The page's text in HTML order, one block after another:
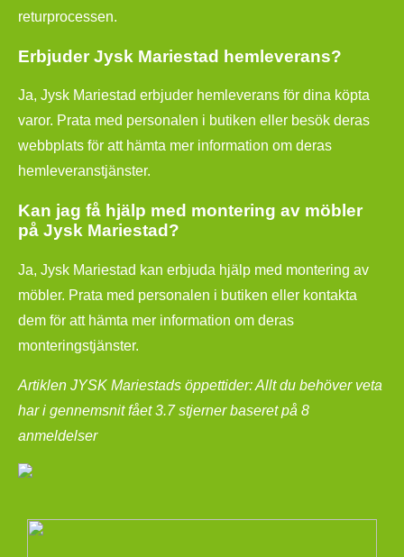
returprocessen.
Erbjuder Jysk Mariestad hemleverans?
Ja, Jysk Mariestad erbjuder hemleverans för dina köpta
varor. Prata med personalen i butiken eller besök deras
webbplats för att hämta mer information om deras
hemleveranstjänster.
Kan jag få hjälp med montering av möbler
på Jysk Mariestad?
Ja, Jysk Mariestad kan erbjuda hjälp med montering av
möbler. Prata med personalen i butiken eller kontakta
dem för att hämta mer information om deras
monteringstjänster.
Artiklen JYSK Mariestads öppettider: Allt du behöver veta
har i gennemsnit fået3.7stjerner baseret på 8
anmeldelser